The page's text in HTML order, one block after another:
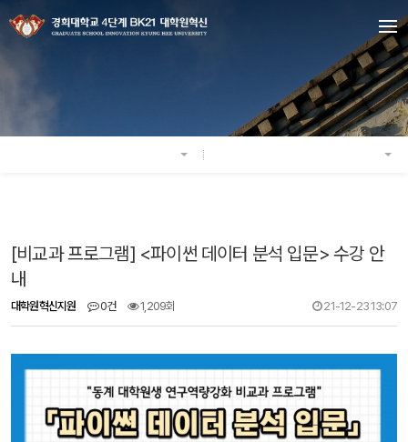
[비교과 프로그램] <파이썬 데이터 분석 입문> 수강 안
내
대학원혁신지원 0건 1,209회 21-12-23 13:07